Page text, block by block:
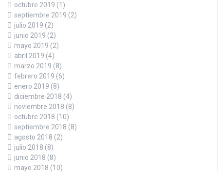
octubre 2019 (1)
septiembre 2019 (2)
julio 2019 (2)
junio 2019 (2)
mayo 2019 (2)
abril 2019 (4)
marzo 2019 (8)
febrero 2019 (6)
enero 2019 (8)
diciembre 2018 (4)
noviembre 2018 (8)
octubre 2018 (10)
septiembre 2018 (8)
agosto 2018 (2)
julio 2018 (8)
junio 2018 (8)
mayo 2018 (10)